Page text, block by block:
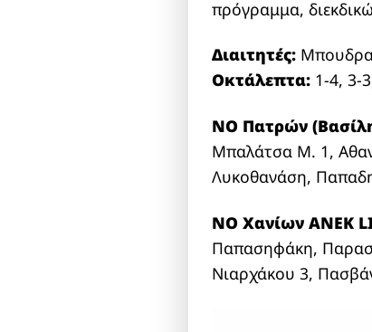
πρόγραμμα,
Διαιτητές:
Οκτάλεπτα: 1-4, 3-
ΝΟ Πατρών
Μπαλάτσα Μ. 1,
Λυκοθανάση,
ΝΟ Xανίων ANEK
Παπασηφάκη,
Νιαρχάκου 3,